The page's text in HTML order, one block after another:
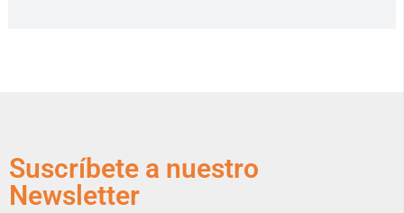
Suscríbete a nuestro
Newsletter